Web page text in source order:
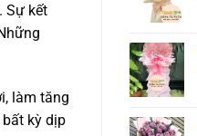
Sự kết
làm tăng
kỳ dịp